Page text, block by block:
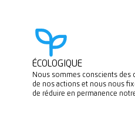
ÉCOLOGIQUE
Nous sommes conscients des
de nos actions et nous nous
de réduire en permanence